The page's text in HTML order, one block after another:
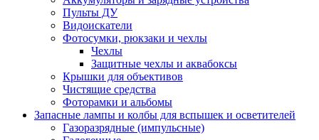
Пульты ДУ
Видоискатели
Фотосумки, рюкзаки и чехлы
Чехлы
Защитные чехлы и аквабоксы
Крышки для объективов
Чистящие средства
Фоторамки и альбомы
Запасные лампы и колбы для вспышек и осветителей
Газоразрядные (импульсные)